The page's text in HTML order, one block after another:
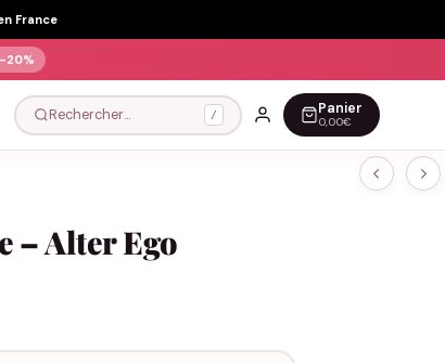
France
-20%
Rechercher… / Panier
0,00€
– Alter Ego